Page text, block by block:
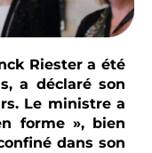
Riester a été
a déclaré son
Le ministre a
forme », bien
dans son